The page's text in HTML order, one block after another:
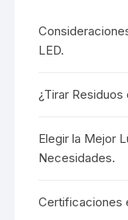
LED.
¿Tirar
Elegir la Mejor
Necesidades.
Certificaciones